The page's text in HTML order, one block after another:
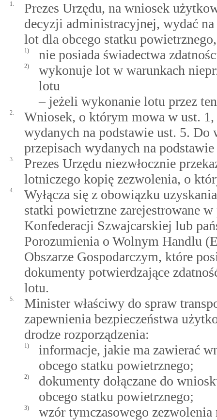
1.
Prezes Urzędu, na wniosek
decyzji administracyjnej, wydać
lot dla obcego statku
1) nie posiada świadectwa
2)
wykonuje lot w warunkach
lotu
– jeżeli wykonanie lotu przez
2.
Wniosek, o którym mowa w ust.
wydanych na podstawie ust. 5. Do
przepisach wydanych na
3.
Prezes Urzędu niezwłocznie
lotniczego kopię zezwolenia, o
4.
Wyłącza się z obowiązku
statki powietrzne zarejestrowane
Konfederacji Szwajcarskiej lub
Porozumienia o Wolnym Handlu
Obszarze Gospodarczym, które
dokumenty potwierdzające
lotu.
5.
Minister właściwy do spraw
zapewnienia bezpieczeństwa
drodze rozporządzenia:
1)
informacje, jakie ma zawierać
obcego statku powietrznego;
2)
dokumenty dołączane do
obcego statku powietrznego;
3) wzór tymczasowego zezwolenia